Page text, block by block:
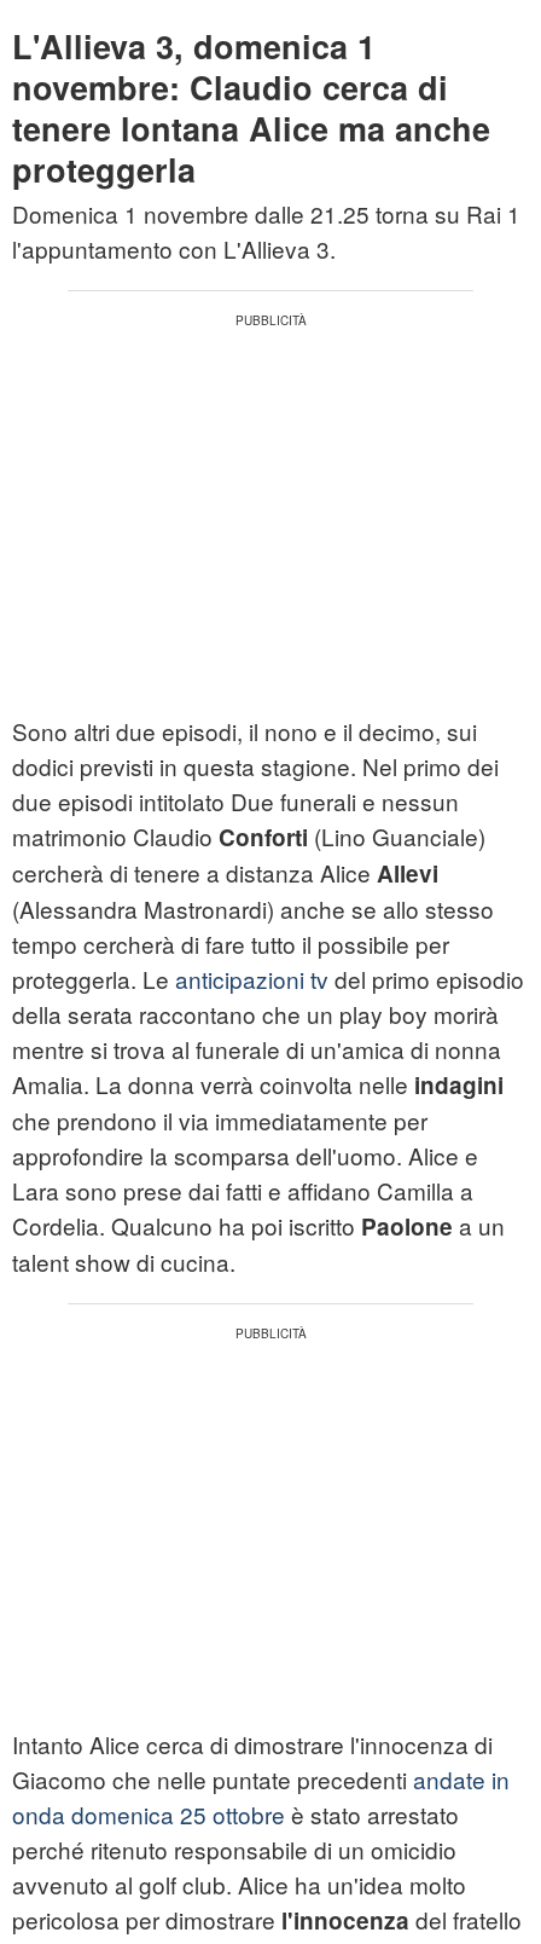
L'Allieva 3, domenica 1
novembre: Claudio cerca di
tenere lontana Alice ma anche
proteggerla
Domenica 1 novembre dalle 21.25 torna su Rai 1
l'appuntamento con L'Allieva 3.
Sono altri due episodi, il nono e il decimo, sui
dodici previsti in questa stagione. Nel primo dei
due episodi intitolato Due funerali e nessun
matrimonio Claudio Conforti (Lino Guanciale)
cercherà di tenere a distanza Alice Allevi
(Alessandra Mastronardi) anche se allo stesso
tempo cercherà di fare tutto il possibile per
proteggerla. Le anticipazioni tv del primo episodio
della serata raccontano che un play boy morirà
mentre si trova al funerale di un'amica di nonna
Amalia. La donna verrà coinvolta nelle indagini
che prendono il via immediatamente per
approfondire la scomparsa dell'uomo. Alice e
Lara sono prese dai fatti e affidano Camilla a
Cordelia. Qualcuno ha poi iscritto Paolone a un
talent show di cucina.
Intanto Alice cerca di dimostrare l'innocenza di
Giacomo che nelle puntate precedenti andate in
onda domenica 25 ottobre è stato arrestato
perché ritenuto responsabile di un omicidio
avvenuto al golf club. Alice ha un'idea molto
pericolosa per dimostrare l'innocenza del fratello